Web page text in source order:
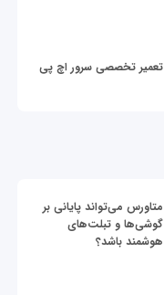
تعمیر تخصصی سرور اچ پی
متاورس می‌تواند پایانی بر
گوشی‌ها و تبلت‌های
هوشمند باشد؟